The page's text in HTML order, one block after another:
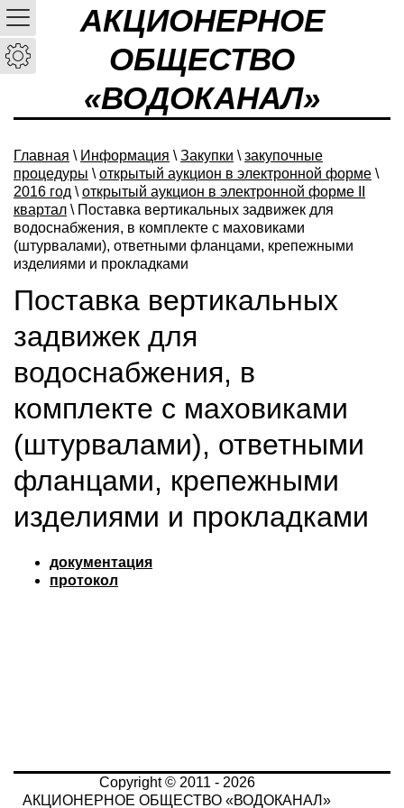
АКЦИОНЕРНОЕ
ОБЩЕСТВО
«ВОДОКАНАЛ»
Главная \ Информация \ Закупки \ закупочные
процедуры \ открытый аукцион в электронной форме \
2016 год \ открытый аукцион в электронной форме II
квартал \ Поставка вертикальных задвижек для
водоснабжения, в комплекте с маховиками
(штурвалами), ответными фланцами, крепежными
изделиями и прокладками
Поставка вертикальных
задвижек для
водоснабжения, в
комплекте с маховиками
(штурвалами), ответными
фланцами, крепежными
изделиями и прокладками
документация
протокол
Copyright © 2011 - 2026
АКЦИОНЕРНОЕ ОБЩЕСТВО «ВОДОКАНАЛ»